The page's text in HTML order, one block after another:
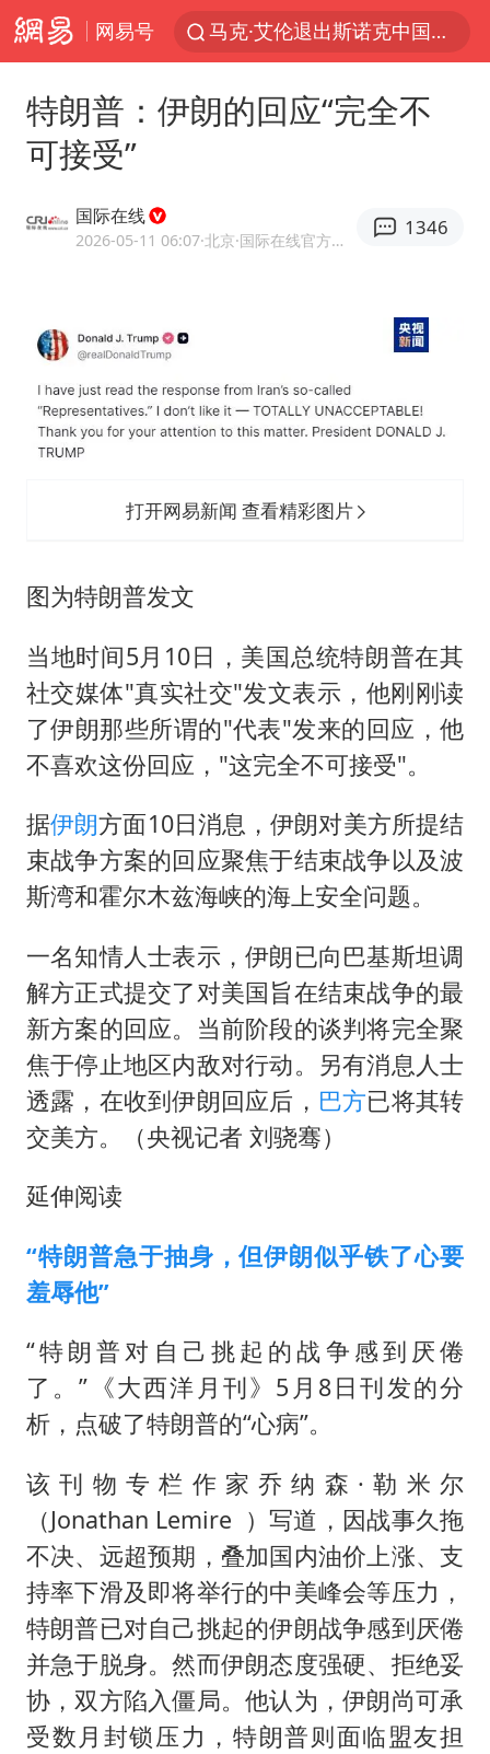
网易号
马克·艾伦退出斯诺克中国公开赛
上四休三，但降薪1000元，你接受吗？
老挝国会主席赛宋蓬逝世
商场现钱学森巨幅海报 负责人回应
乐享全民健身 共筑健康中国
特朗普：伊朗的回应“完全不
可接受”
国际在线
2026-05-11 06:07·北京 ·国际在线官方网易号
1346
打开网易新闻 查看精彩图片
图为特朗普发文​
当地时间5月10日，美国总统特朗普在其
社交媒体"真实社交"发文表示，他刚刚读
了伊朗那些所谓的"代表"发来的回应，他
不喜欢这份回应，"这完全不可接受"。
据伊朗方面10日消息，伊朗对美方所提结
束战争方案的回应聚焦于结束战争以及波
斯湾和霍尔木兹海峡的海上安全问题。
一名知情人士表示，伊朗已向巴基斯坦调
解方正式提交了对美国旨在结束战争的最
新方案的回应。当前阶段的谈判将完全聚
焦于停止地区内敌对行动。另有消息人士
透露，在收到伊朗回应后， 巴方已将其转
交美方。（央视记者 刘骁骞）
延伸阅读
“特朗普急于抽身，但伊朗似乎铁了心要
羞辱他”
“特朗普对自己挑起的战争感到厌倦
了。”《大西洋月刊》5月8日刊发的分
析，点破了特朗普的“心病”。
该刊物专栏作家乔纳森·勒米尔
（Jonathan Lemire ）写道，因战事久拖
不决、远超预期，叠加国内油价上涨、支
持率下滑及即将举行的中美峰会等压力，
特朗普已对自己挑起的伊朗战争感到厌倦
并急于脱身。然而伊朗态度强硬、拒绝妥
协，双方陷入僵局。他认为，伊朗尚可承
受数月封锁压力，特朗普则面临盟友担